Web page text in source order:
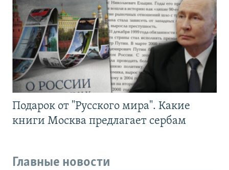
Подарок от "Русского мира". Какие
книги Москва предлагает сербам
Главные новости